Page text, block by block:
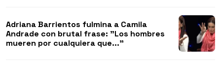
Adriana Barrientos fulmina a Camila
Andrade con brutal frase: "Los hombres
mueren por cualquiera que..."